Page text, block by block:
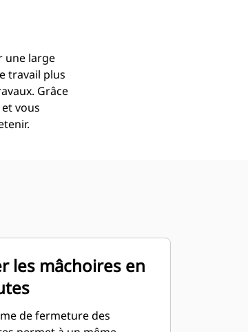
une large
travail plus
Grâce
vous
les mâchoires en
de fermeture des